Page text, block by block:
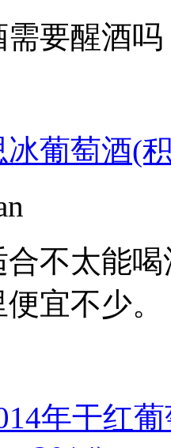
要醒酒
葡萄酒(
合不太能
宜不少。
年干红